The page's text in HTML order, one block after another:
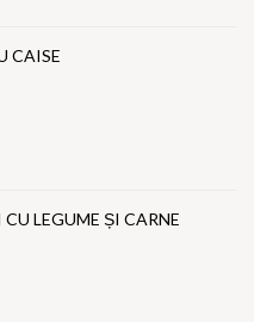
CAISE
LEGUME ȘI CARNE